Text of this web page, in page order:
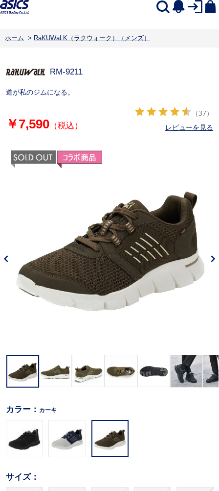
ホーム > RaKUWaLK（ラクウォーク）（メンズ）
RM-9211
道が私のジムになる。
￥7,590（税込）
（37）
レビューを見る
カラー： カーキ
サイズ：